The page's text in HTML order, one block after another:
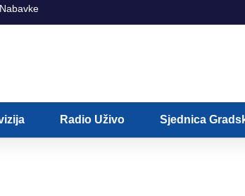
Radio Uživo Sjednica